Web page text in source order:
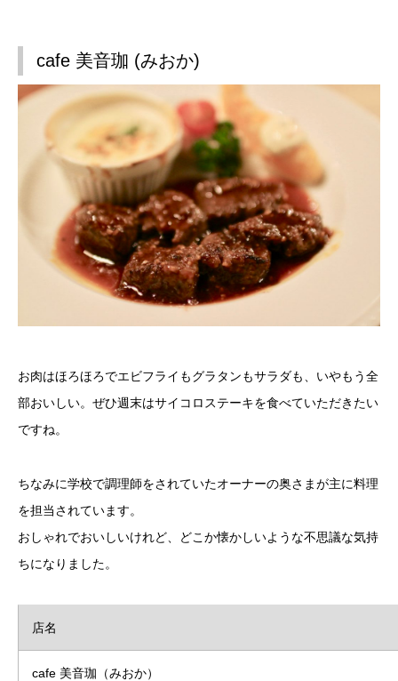
cafe 美音珈 (みおか)
お肉はほろほろでエビフライもグラタンもサラダも、いやもう全
部おいしい。ぜひ週末はサイコロステーキを食べていただきたい
ですね。
ちなみに学校で調理師をされていたオーナーの奥さまが主に料理
を担当されています。
おしゃれでおいしいけれど、どこか懐かしいような不思議な気持
ちになりました。
店名
cafe 美音珈（みおか）